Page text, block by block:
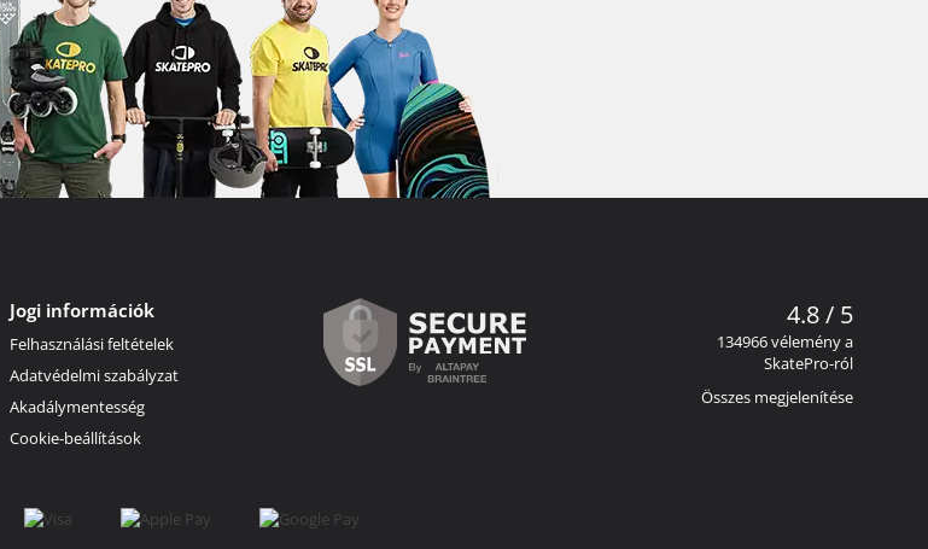
Jogi információk
Felhasználási feltételek
Adatvédelmi szabályzat
Akadálymentesség
Cookie-beállítások
4.8 / 5
134966 vélemény a
SkatePro-ról
Összes megjelenítése